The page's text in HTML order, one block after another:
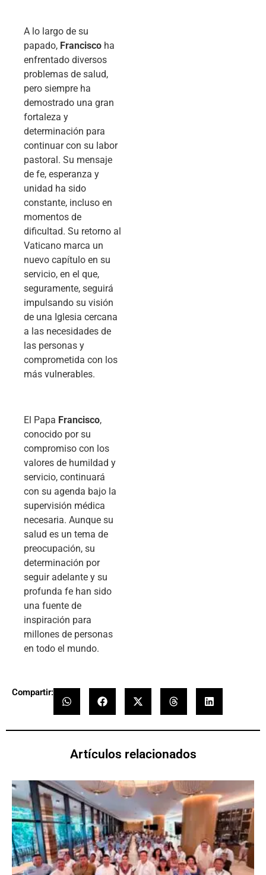
A lo largo de su
papado, Francisco ha
enfrentado diversos
problemas de salud,
pero siempre ha
demostrado una gran
fortaleza y
determinación para
continuar con su labor
pastoral. Su mensaje
de fe, esperanza y
unidad ha sido
constante, incluso en
momentos de
dificultad. Su retorno al
Vaticano marca un
nuevo capítulo en su
servicio, en el que,
seguramente, seguirá
impulsando su visión
de una Iglesia cercana
a las necesidades de
las personas y
comprometida con los
más vulnerables.
El Papa Francisco,
conocido por su
compromiso con los
valores de humildad y
servicio, continuará
con su agenda bajo la
supervisión médica
necesaria. Aunque su
salud es un tema de
preocupación, su
determinación por
seguir adelante y su
profunda fe han sido
una fuente de
inspiración para
millones de personas
en todo el mundo.
Compartir:
Artículos relacionados